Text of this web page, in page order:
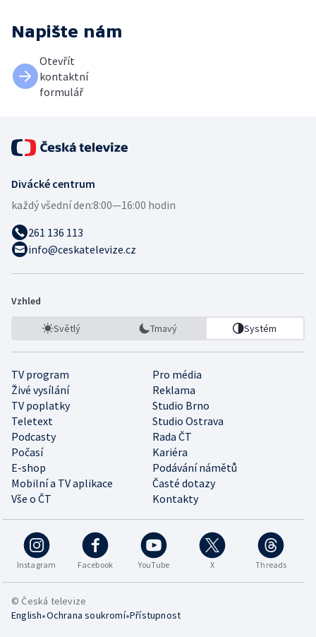
Napište nám
Otevřít
kontaktní
formulář
Divácké centrum
každý všední den:8:00—16:00 hodin
261 136 113
info@ceskatelevize.cz
Vzhled
Světlý Tmavý Systém
TV program
Pro média
Živé vysílání
Reklama
TV poplatky
Studio Brno
Teletext
Studio Ostrava
Podcasty
Rada ČT
Počasí
Kariéra
E-shop
Podávání námětů
Mobilní a TV aplikace
Časté dotazy
Vše o ČT
Kontakty
Instagram Facebook YouTube X Threads
© Česká televize
English•Ochrana soukromí•Přístupnost